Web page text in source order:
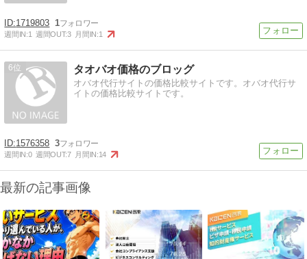
1719803 1
週間IN:1 週間OUT:3 月間IN:1
6 タオバオ価格のブロッグ
オバオ代行サイトの価格比較サイトです。オバオ代行サ
イトの価格比較サイトです。
1576358 3
週間IN:0 週間OUT:7 月間IN:14
最新の記事画像